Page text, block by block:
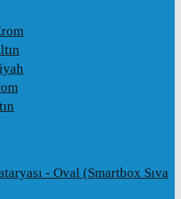
- Oval (Smartbox Sıva